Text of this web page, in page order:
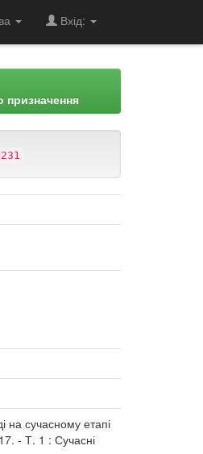
Вхід:
призначення
на сучасному етапі
- Т. 1 : Сучасні